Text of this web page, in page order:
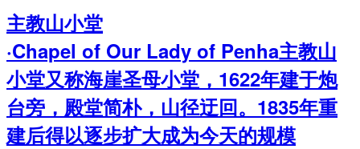
主教山小堂
·Chapel of Our Lady of Penha主教山
小堂又称海崖圣母小堂，1622年建于炮
台旁，殿堂简朴，山径迂回。1835年重
建后得以逐步扩大成为今天的规模